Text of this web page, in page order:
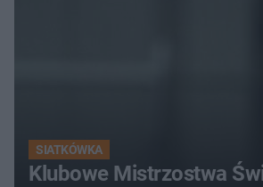
SIATKÓWKA
Klubowe Mistrzostwa